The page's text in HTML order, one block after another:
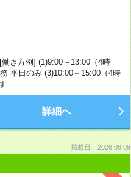
き方例] (1)9:00～13:00（4時
平日のみ (3)10:00～15:00（4時
詳細へ
掲載日：2026.08.09